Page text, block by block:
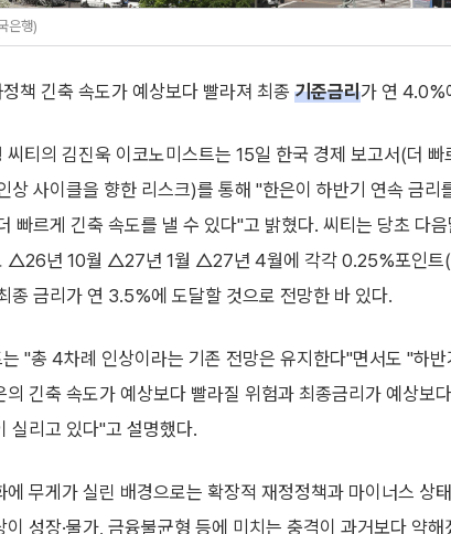
은행)
책 긴축 속도가 예상보다 빨라져 최종 기준금리가 연 4.0%
씨티의 김진욱 이코노미스트는 15일 한국 경제 보고서(더 빠
상 사이클을 향한 리스크)를 통해 "한은이 하반기 연속 금리
빠르게 긴축 속도를 낼 수 있다"고 밝혔다. 씨티는 당초 다음
△26년 10월 △27년 1월 △27년 4월에 각각 0.25%포인트
종 금리가 연 3.5%에 도달할 것으로 전망한 바 있다.
"총 4차례 인상이라는 기존 전망은 유지한다"면서도 "하반
의 긴축 속도가 예상보다 빨라질 위험과 최종금리가 예상보
실리고 있다"고 설명했다.
에 무게가 실린 배경으로는 확장적 재정정책과 마이너스 상
이 성장·물가, 금융불균형 등에 미치는 충격이 과거보다 약